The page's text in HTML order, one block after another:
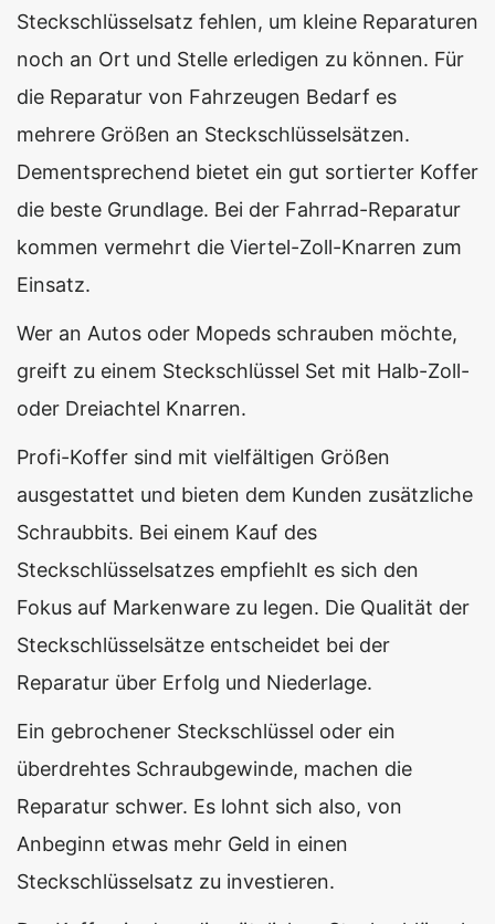
Steckschlüsselsatz fehlen, um kleine Reparaturen
noch an Ort und Stelle erledigen zu können. Für
die Reparatur von Fahrzeugen Bedarf es
mehrere Größen an Steckschlüsselsätzen.
Dementsprechend bietet ein gut sortierter Koffer
die beste Grundlage. Bei der Fahrrad-Reparatur
kommen vermehrt die Viertel-Zoll-Knarren zum
Einsatz.
Wer an Autos oder Mopeds schrauben möchte,
greift zu einem Steckschlüssel Set mit Halb-Zoll-
oder Dreiachtel Knarren.
Profi-Koffer sind mit vielfältigen Größen
ausgestattet und bieten dem Kunden zusätzliche
Schraubbits. Bei einem Kauf des
Steckschlüsselsatzes empfiehlt es sich den
Fokus auf Markenware zu legen. Die Qualität der
Steckschlüsselsätze entscheidet bei der
Reparatur über Erfolg und Niederlage.
Ein gebrochener Steckschlüssel oder ein
überdrehtes Schraubgewinde, machen die
Reparatur schwer. Es lohnt sich also, von
Anbeginn etwas mehr Geld in einen
Steckschlüsselsatz zu investieren.